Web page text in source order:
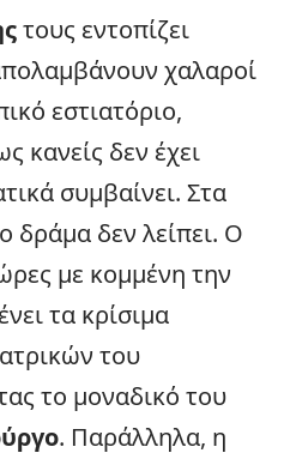
τους εντοπίζει
χαλαροί
εστιατόριο,
κανείς δεν έχει
συμβαίνει. Στα
δράμα δεν λείπει. Ο
με κομμένη την
τα κρίσιμα
του
το μοναδικό του
. Παράλληλα, η